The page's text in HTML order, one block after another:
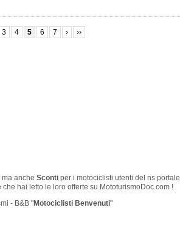
3 4 5 6 7 › ››
ma anche Scontiper i motociclisti utenti del ns
hai letto le loro offerte su MototurismoDoc.com !
- B&B "Motociclisti Benvenuti"